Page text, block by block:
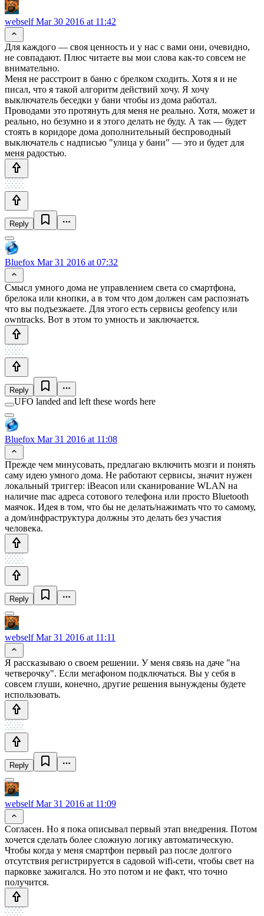
webselfMar 30 2016 at 11:42
Для каждого — своя ценность и у нас с вами они, очевидно,
не совпадают. Плюс читаете вы мои слова как-то совсем не
внимательно.
Меня не расстроит в баню с брелком сходить. Хотя я и не
писал, что я такой алгоритм действий хочу. Я хочу
выключатель беседки у бани чтобы из дома работал.
Проводами это протянуть для меня не реально. Хотя, может и
реально, но безумно и я этого делать не буду. А так — будет
стоять в коридоре дома дополнительный беспроводный
выключатель с надписью "улица у бани" — это и будет для
меня радостью.
Reply
Bluefox Mar 31 2016 at 07:32
Смысл умного дома не управлением света со смартфона,
брелока или кнопки, а в том что дом должен сам распознать
что вы подъезжаете. Для этого есть сервисы geofency или
owntracks. Вот в этом то умность и заключается.
Reply
UFO landed and left these words here
Bluefox Mar 31 2016 at 11:08
Прежде чем минусовать, предлагаю включить мозги и понять
саму идею умного дома. Не работают сервисы, значит нужен
локальный триггер: iBeacon или сканирование WLAN на
наличие mac адреса сотового телефона или просто Bluetooth
маячок. Идея в том, что бы не делать/нажимать что то самому,
а дом/инфраструктура должны это делать без участия
человека.
Reply
webselfMar 31 2016 at 11:11
Я рассказываю о своем решении. У меня связь на даче "на
четверочку". Если мегафоном подключаться. Вы у себя в
совсем глуши, конечно, другие решения вынуждены будете
использовать.
Reply
webselfMar 31 2016 at 11:09
Согласен. Но я пока описывал первый этап внедрения. Потом
хочется сделать более сложную логику автоматическую.
Чтобы когда у меня смартфон первый раз после долгого
отсутствия регистрируется в садовой wifi-сети, чтобы свет на
парковке зажигался. Но это потом и не факт, что точно
получится.